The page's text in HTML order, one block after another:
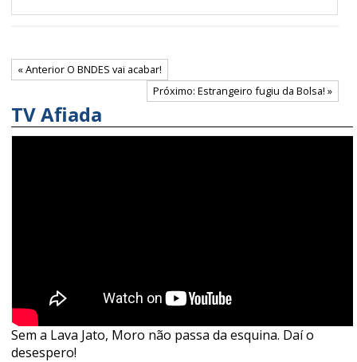
« Anterior O BNDES vai acabar!
Próximo: Estrangeiro fugiu da Bolsa! »
TV Afiada
Sem a Lava Jato, Moro não passa da esquina. Daí o
desespero!